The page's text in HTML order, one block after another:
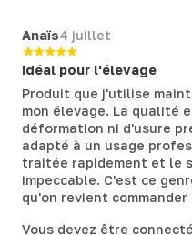
Anaïs4 juillet
Idéal pour l'élevage
Produit que j'utilise
mon élevage. La qualité
déformation ni d'usure
adapté à un usage
traitée rapidement et le
impeccable. C'est ce
qu'on revient
Vous devez être